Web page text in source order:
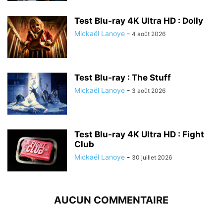
Test Blu-ray 4K Ultra HD : Dolly
Mickaël Lanoye - 4 août 2026
Test Blu-ray : The Stuff
Mickaël Lanoye - 3 août 2026
Test Blu-ray 4K Ultra HD : Fight
Club
Mickaël Lanoye - 30 juillet 2026
AUCUN COMMENTAIRE